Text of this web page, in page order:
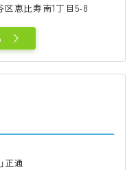
区恵比寿南1丁目5-8
正通